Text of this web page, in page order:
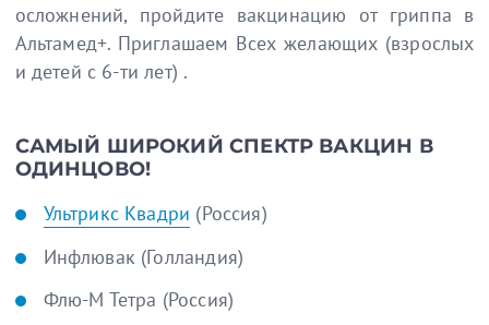
осложнений, пройдите вакцинацию от гриппа в
Альтамед+. Приглашаем Всех желающих (взрослых
и детей с 6-ти лет) .
САМЫЙ ШИРОКИЙ СПЕКТР ВАКЦИН В
ОДИНЦОВО!
Ультрикс Квадри (Россия)
Инфлювак (Голландия)
Флю-М Тетра (Россия)